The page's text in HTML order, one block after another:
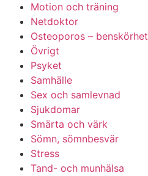
Motion och träning
Netdoktor
Osteoporos – benskörhet
Övrigt
Psyket
Samhälle
Sex och samlevnad
Sjukdomar
Smärta och värk
Sömn, sömnbesvär
Stress
Tand- och munhälsa